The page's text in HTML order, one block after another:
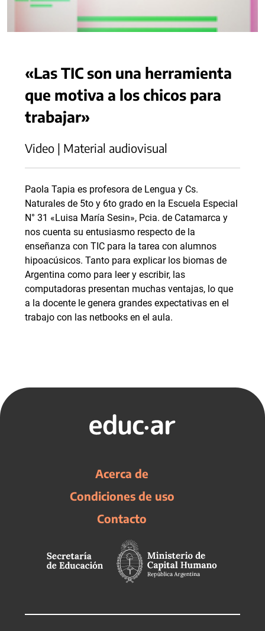
«Las TIC son una herramienta
que motiva a los chicos para
trabajar»
Video | Material audiovisual
Paola Tapia es profesora de Lengua y Cs.
Naturales de 5to y 6to grado en la Escuela Especial
N° 31 «Luisa María Sesin», Pcia. de Catamarca y
nos cuenta su entusiasmo respecto de la
enseñanza con TIC para la tarea con alumnos
hipoacúsicos. Tanto para explicar los biomas de
Argentina como para leer y escribir, las
computadoras presentan muchas ventajas, lo que
a la docente le genera grandes expectativas en el
trabajo con las netbooks en el aula.
Acerca de
Condiciones de uso
Contacto